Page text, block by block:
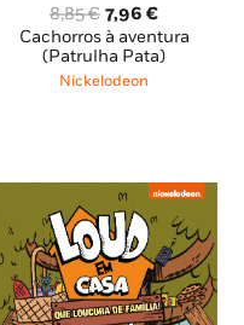
8,85€ O
preço
original
era:
7,96€O
preço
atual
Cachorros à aventura
(Patrulha Pata)
Nickelodeon